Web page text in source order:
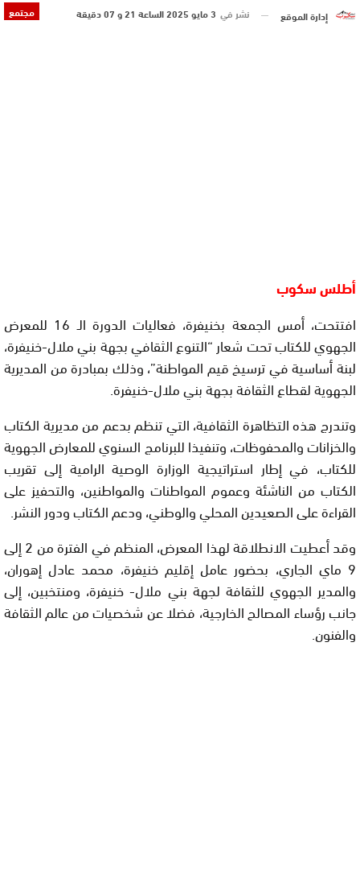
مجتمع إدارة الموقع نشر في 3 مايو 2025 الساعة 21 و 07 دقيقة
أطلس سكوب
افتتحت، أمس الجمعة بخنيفرة، فعاليات الدورة الـ 16 للمعرض
الجهوي للكتاب تحت شعار “التنوع الثقافي بجهة بني ملال-خنيفرة،
لبنة أساسية في ترسيخ قيم المواطنة”، وذلك بمبادرة من المديرية
الجهوية لقطاع الثقافة بجهة بني ملال-خنيفرة.
وتندرج هذه التظاهرة الثقافية، التي تنظم بدعم من مديرية الكتاب
والخزانات والمحفوظات، وتنفيذا للبرنامج السنوي للمعارض الجهوية
للكتاب، في إطار استراتيجية الوزارة الوصية الرامية إلى تقريب
الكتاب من الناشئة وعموم المواطنات والمواطنين، والتحفيز على
القراءة على الصعيدين المحلي والوطني، ودعم الكتاب ودور النشر.
وقد أعطيت الانطلاقة لهذا المعرض، المنظم في الفترة من 2 إلى
9 ماي الجاري، بحضور عامل إقليم خنيفرة، محمد عادل إهوران،
والمدير الجهوي للثقافة لجهة بني ملال- خنيفرة، ومنتخبين، إلى
جانب رؤساء المصالح الخارجية، فضلا عن شخصيات من عالم الثقافة
والفنون.